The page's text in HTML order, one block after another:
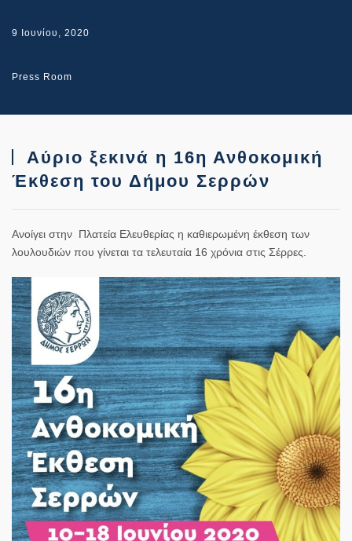
9 Ιουνίου, 2020
Press Room
Αύριο ξεκινά η 16η Ανθοκομική
Έκθεση του Δήμου Σερρών
Ανοίγει στην Πλατεία Ελευθερίας η καθιερωμένη έκθεση των
λουλουδιών που γίνεται τα τελευταία 16 χρόνια στις Σέρρες.